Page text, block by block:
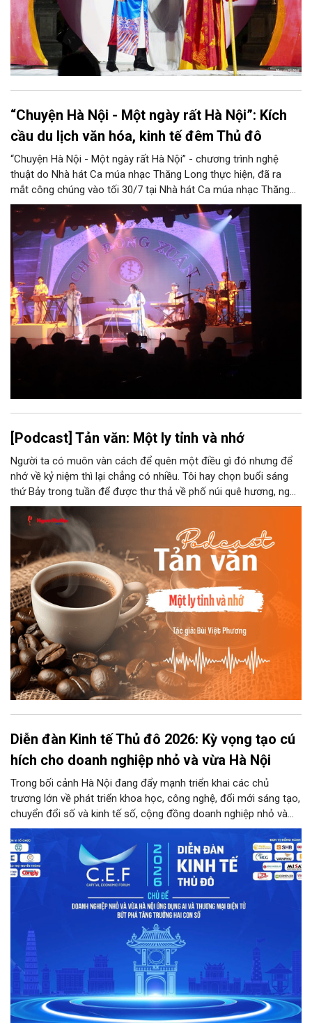
“Chuyện Hà Nội - Một ngày rất Hà Nội”: Kích
cầu du lịch văn hóa, kinh tế đêm Thủ đô
“Chuyện Hà Nội - Một ngày rất Hà Nội” - chương trình nghệ
thuật do Nhà hát Ca múa nhạc Thăng Long thực hiện, đã ra
mắt công chúng vào tối 30/7 tại Nhà hát Ca múa nhạc Thăng
Long (số 31 - 33 phố Lương Văn Can, phường Hoàn Kiếm).
[Podcast] Tản văn: Một ly tỉnh và nhớ
Người ta có muôn vàn cách để quên một điều gì đó nhưng để
nhớ về kỷ niệm thì lại chẳng có nhiều. Tôi hay chọn buổi sáng
thứ Bảy trong tuần để được thư thả về phố núi quê hương, ngồi
đợi giọt đắng của đất đai, mưa nắng điểm từng nhịp xuống
chiếc ly sứ như đợi thời gian mở cánh cửa diệu kì của mình.
Diễn đàn Kinh tế Thủ đô 2026: Kỳ vọng tạo cú
hích cho doanh nghiệp nhỏ và vừa Hà Nội
Trong bối cảnh Hà Nội đang đẩy mạnh triển khai các chủ
trương lớn về phát triển khoa học, công nghệ, đổi mới sáng tạo,
chuyển đổi số và kinh tế số, cộng đồng doanh nghiệp nhỏ và
vừa trên địa bàn Thủ đô đứng trước cả cơ hội lẫn thách thức
chưa từng có. Diễn đàn Kinh tế Thủ đô năm 2026 là sự kiện
được kỳ vọng sẽ trở thành cầu nối thiết thực, đưa chính sách,
công nghệ và nguồn lực đến gần hơn với doanh nghiệp.